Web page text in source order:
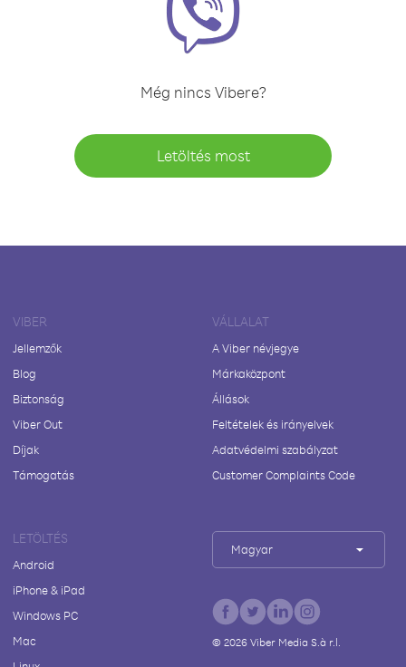
Még nincs Vibere?
Letöltés most
VIBER
Jellemzők
Blog
Biztonság
Viber Out
Díjak
Támogatás
VÁLLALAT
A Viber névjegye
Márkaközpont
Állások
Feltételek és irányelvek
Adatvédelmi szabályzat
Customer Complaints Code
LETÖLTÉS
Android
iPhone & iPad
Windows PC
Mac
Magyar
© 2026Viber Media S.à r.l.